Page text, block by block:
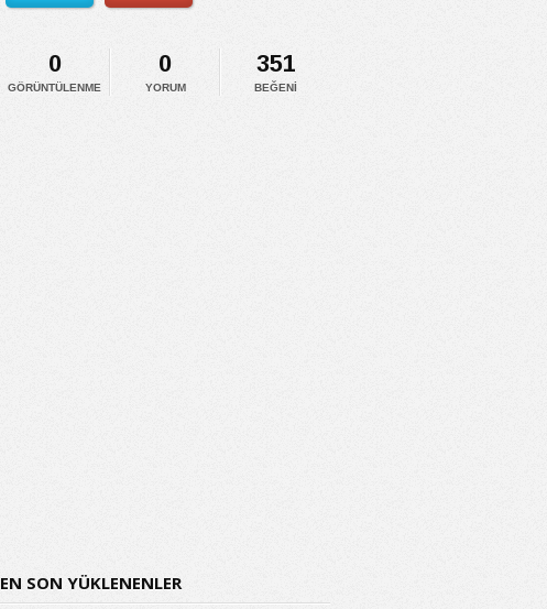
0
GÖRÜNTÜLENME
0
YORUM
351
BEĞENI
EN SON YÜKLENENLER